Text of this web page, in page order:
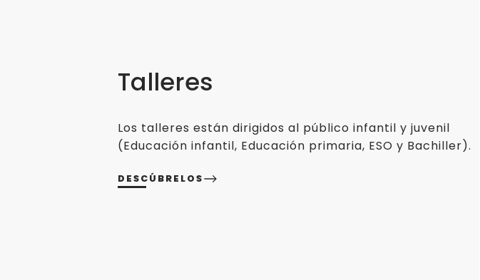
Talleres
Los talleres están dirigidos al público infantil y juvenil
(Educación infantil, Educación primaria, ESO y Bachiller).
DESCÚBRELOS